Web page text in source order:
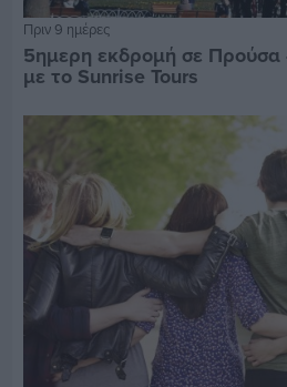
Πριν 9 ημέρες
5ημερη εκδρομή σε Προύσα
με το Sunrise Tours